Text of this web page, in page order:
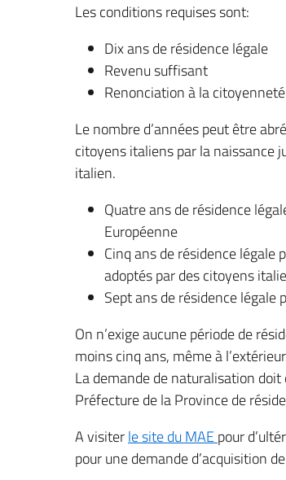
Les conditions requises sont:
Dix ans de résidence légale
Revenu suffisant
Renonciation à la citoyenneté
Le nombre d’années peut être
citoyens italiens par la naissance
italien.
Quatre ans de résidence
Européenne
Cinq ans de résidence légale
adoptés par des citoyens
Sept ans de résidence légale
On n’exige aucune période de
moins cinq ans, même à
La demande de naturalisation
Préfecture de la Province de
A visiterle site du MAE pour
pour une demande d’acquisition